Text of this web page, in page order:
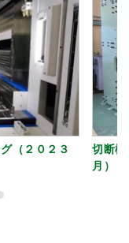
（２０２３
切断機
月）